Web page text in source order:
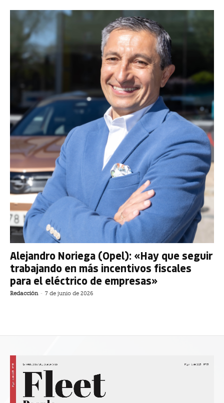
Alejandro Noriega (Opel): «Hay que seguir
trabajando en más incentivos fiscales
para el eléctrico de empresas»
Redacción - 7 de junio de 2026